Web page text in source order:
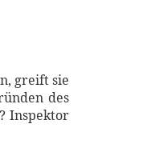
greift sie
des
Inspektor